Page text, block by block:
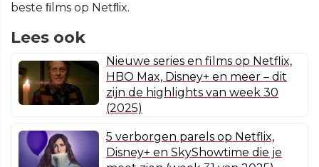
beste ﬁlms op Netﬂix.
Lees ook
Nieuwe series en films op Netflix,
HBO Max, Disney+ en meer – dit
zijn de highlights van week 30
(2025)
5 verborgen parels op Netflix,
Disney+ en SkyShowtime die je